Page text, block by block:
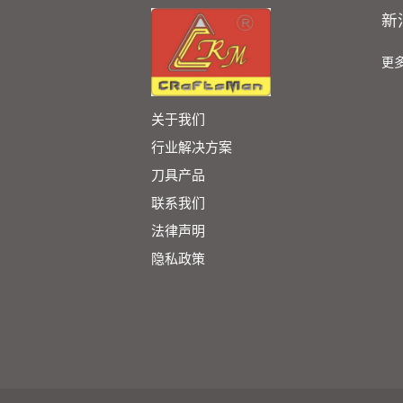
关于我们
行业解决方案
刀具产品
联系我们
法律声明
隐私政策
新
更